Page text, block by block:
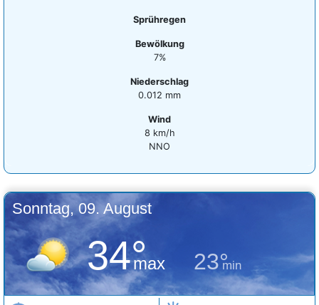
Sprühregen
Bewölkung
7%
Niederschlag
0.012 mm
Wind
8 km/h
NNO
Sonntag, 09. August
34°
max 23°
min